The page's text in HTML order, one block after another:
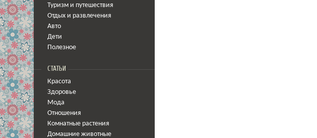
Туризм и путешествия
Отдых и развлечения
Авто
Дети
Полезное
СТАТЬИ
Красота
Здоровье
Мода
Отношения
Комнатные растения
Домашние животные